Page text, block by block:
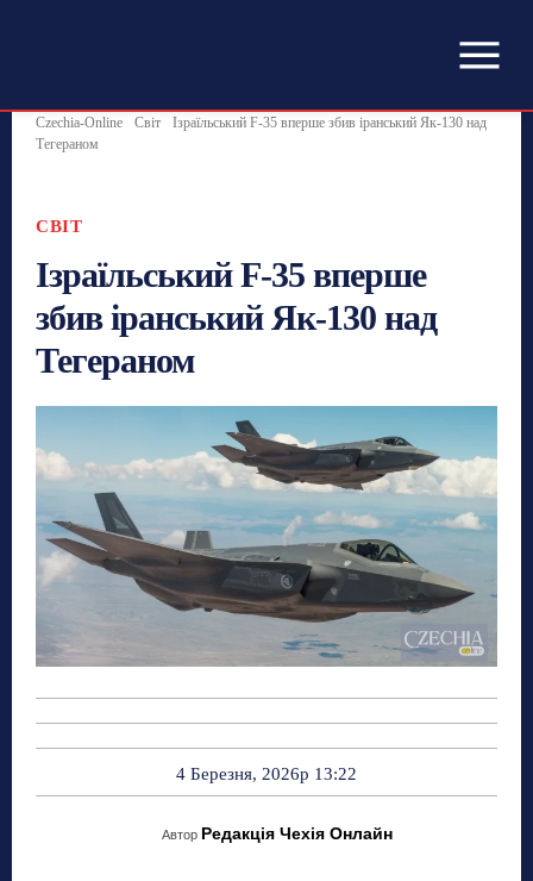
Czechia-Online Світ
Ізраїльський F-35 вперше збив іранський Як-130 над
Тегераном
СВІТ
Ізраїльський F-35 вперше
збив іранський Як-130 над
Тегераном
4 Березня, 2026р 13:22
Автор Редакція Чехія Онлайн